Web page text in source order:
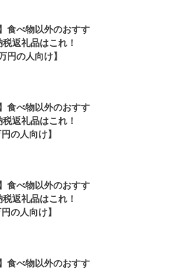
食べ物以外のおすす
返礼品はこれ！
円の人向け】
食べ物以外のおすす
返礼品はこれ！
の人向け】
食べ物以外のおすす
返礼品はこれ！
の人向け】
食べ物以外のおすす